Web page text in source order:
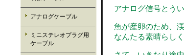
アナログケーブル
ミニステレオプラグ用
ケーブル
アナログ信号とう
魚が産卵のため、
なんたる素晴らし